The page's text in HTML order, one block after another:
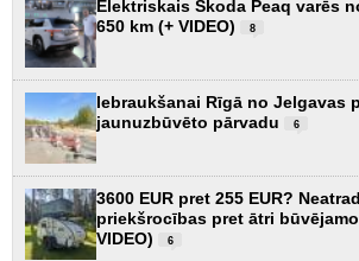
Elektriskais Škoda Peaq varēs
650 km (+ VIDEO)
8
Iebraukšanai Rīgā no Jelgavas
jaunuzbūvēto pārvadu
6
3600 EUR pret 255 EUR?
priekšrocības pret ātri
VIDEO)
6